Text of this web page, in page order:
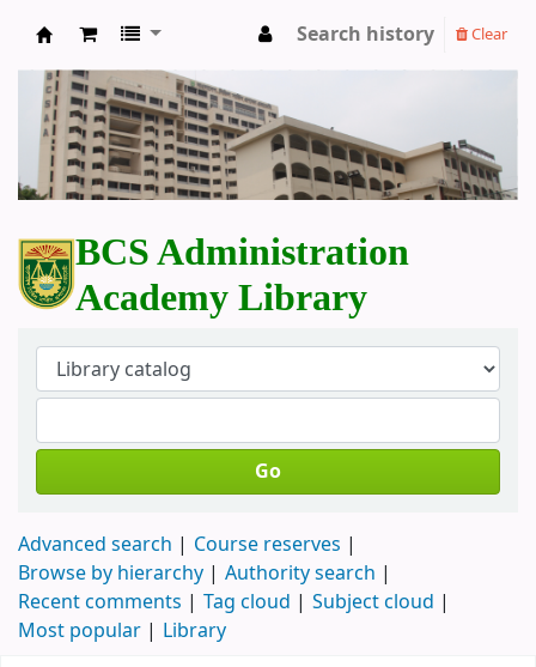
BCS Administration Academy Library
Search history Clear
BCS Administration
Academy Library
Go
Advanced search
Course reserves
Browse by hierarchy
Authority search
Recent comments
Tag cloud
Subject cloud
Most popular
Library